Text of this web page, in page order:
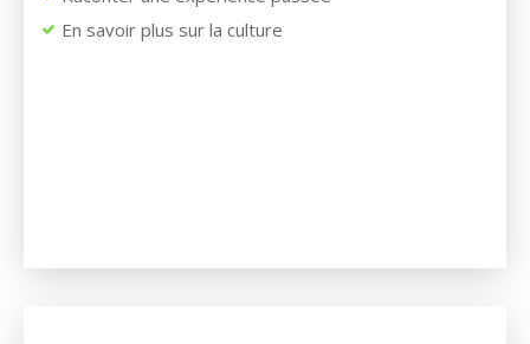
En savoir plus sur la culture